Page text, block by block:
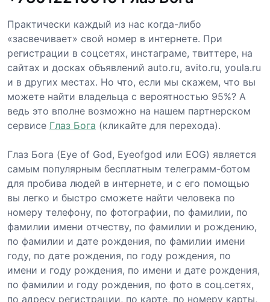
Практически каждый из нас когда-либо
«засвечивает» свой номер в интернете. При
регистрации в соцсетях, инстаграме, твиттере, на
сайтах и досках объявлений auto.ru, avito.ru, youla.ru
и в других местах. Но что, если мы скажем, что вы
можете найти владельца с вероятностью 95%? А
ведь это вполне возможно на нашем партнерском
сервисе Глаз Бога (кликайте для перехода).
Глаз Бога (Eye of God, Eyeofgod или EOG) является
самым популярным бесплатным телеграмм-ботом
для пробива людей в интернете, и с его помощью
вы легко и быстро сможете найти человека по
номеру телефону, по фотографии, по фамилии, по
фамилии имени отчеству, по фамилии и рождению,
по фамилии и дате рождения, по фамилии имени
году, по дате рождения, по году рождения, по
имени и году рождения, по имени и дате рождения,
по фамилии и году рождения, по фото в соц.сетях,
по адресу регистрации, по карте, по номеру карты,